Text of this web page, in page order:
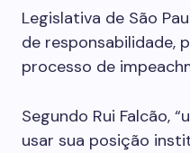
Legislativa de São
de responsabilidade,
processo de
Segundo Rui Falcão,
usar sua posição